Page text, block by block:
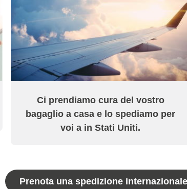
Ci prendiamo cura del vostro
bagaglio a casa e lo spediamo per
voi a in Stati Uniti.
Prenota una spedizione internazionale